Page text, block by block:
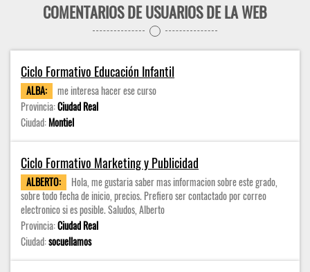
COMENTARIOS DE USUARIOS DE LA WEB
Ciclo Formativo Educación Infantil
ALBA:
me interesa hacer ese curso
Provincia:Ciudad Real
Ciudad:Montiel
Ciclo Formativo Marketing y Publicidad
ALBERTO:
Hola, me gustaria saber mas informacion sobre este grado,
sobre todo fecha de inicio, precios. Prefiero ser contactado por correo
electronico si es posible. Saludos, Alberto
Provincia:Ciudad Real
Ciudad:socuellamos